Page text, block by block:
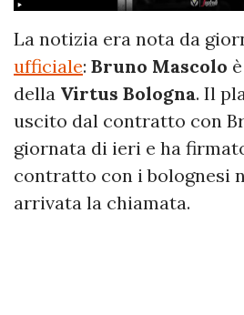
La notizia era nota da
ufficiale: Bruno Mascolo
della Virtus Bologna. Il
uscito dal contratto con
giornata di ieri e ha
contratto con i bolognesi
arrivata la chiamata.